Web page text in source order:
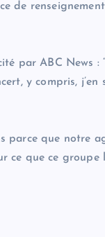
de
par ABC News
y compris,
parce que notre
ce que ce groupe